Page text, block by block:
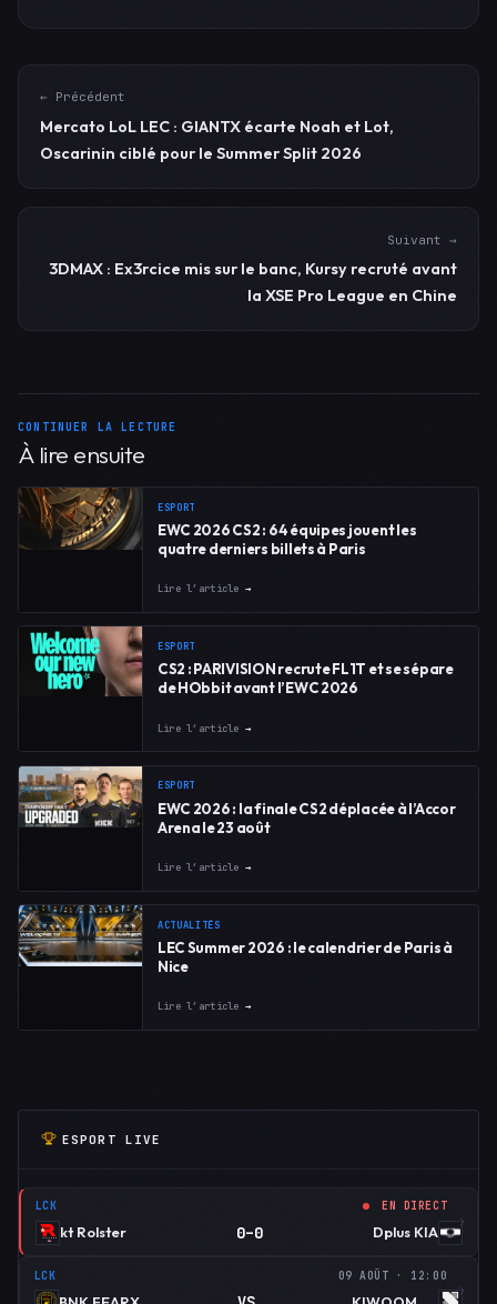
← Précédent
Mercato LoL LEC : GIANTX écarte Noah et Lot,
Oscarinin ciblé pour le Summer Split 2026
Suivant →
3DMAX : Ex3rcice mis sur le banc, Kursy recruté avant
la XSE Pro League en Chine
CONTINUER LA LECTURE
À lire ensuite
ESPORT
EWC 2026 CS2 : 64 équipes jouent les
quatre derniers billets à Paris
Lire l’article →
ESPORT
CS2 : PARIVISION recrute FL1T et se sépare
de HObbit avant l’EWC 2026
Lire l’article →
ESPORT
EWC 2026 : la finale CS2 déplacée à l’Accor
Arena le 23 août
Lire l’article →
ACTUALITÉS
LEC Summer 2026 : le calendrier de Paris à
Nice
Lire l’article →
ESPORT LIVE
LCK EN DIRECT
kt Rolster 0–0 Dplus KIA
LCK 09 AOÛT · 12:00